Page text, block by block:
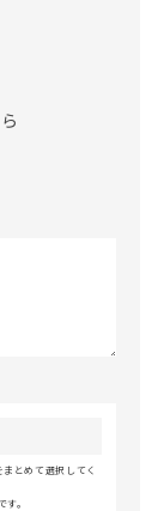
とめて選択してく
。